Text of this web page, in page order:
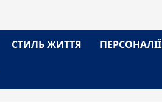
СТИЛЬ ЖИТТЯ ПЕРСОНАЛІЇ